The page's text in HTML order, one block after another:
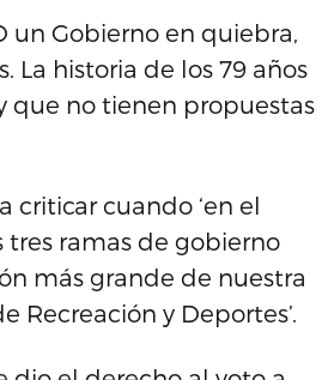
un Gobierno en quiebra,
La historia de los 79 años
que no tienen propuestas
criticar cuando ‘en el
ramas de gobierno
más grande de nuestra
Recreación y Deportes’.